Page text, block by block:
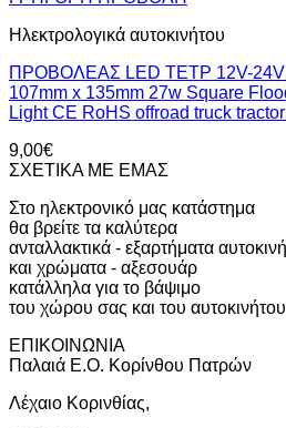
Ηλεκτρολογικά αυτοκινήτου
ΠΡΟΒΟΛΕΑΣ LED TETΡ 12V-
107mm x 135mm 27w Square
Light CE RoHS offroad truck
9,00€
ΣΧΕΤΙΚΑ ΜΕ ΕΜΑΣ
Στο ηλεκτρονικό μας κατάστημα
θα βρείτε τα καλύτερα
ανταλλακτικά - εξαρτήματα
και χρώματα - αξεσουάρ
κατάλληλα για το βάψιμο
του χώρου σας και του
ΕΠΙΚΟΙΝΩΝΙΑ
Παλαιά Ε.Ο. Κορίνθου Πατρών
Λέχαιο Κορινθίας,